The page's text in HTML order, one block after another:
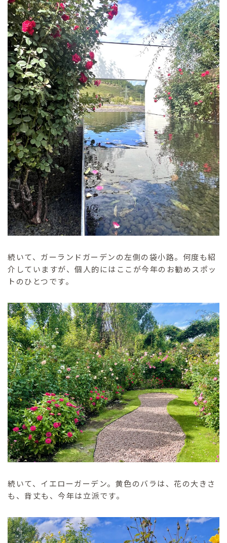
続いて、ガーランドガーデンの左側の袋小路。何度も紹
介していますが、個人的にはここが今年のお勧めスポッ
トのひとつです。
続いて、イエローガーデン。黄色のバラは、花の大きさ
も、背丈も、今年は立派です。